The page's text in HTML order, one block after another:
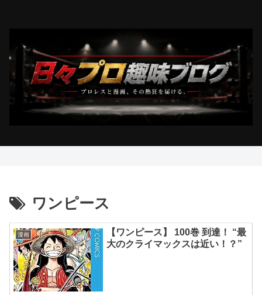
ワンピース
漫画
【ワンピース】 100巻 到達！ “最
大のクライマックスは近い！？”